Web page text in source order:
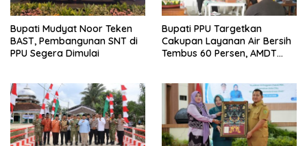
Bupati Mudyat Noor Teken
BAST, Pembangunan SNT di
PPU Segera Dimulai
Bupati PPU Targetkan
Cakupan Layanan Air Bersih
Tembus 60 Persen, AMDT